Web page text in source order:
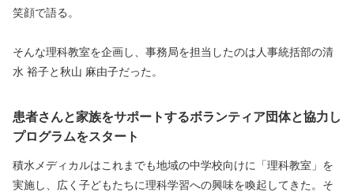
笑顔で語る。
そんな理科教室を企画し、事務局を担当したのは人事統括部の清
水 裕子と秋山 麻由子だった。
患者さんと家族をサポートするボランティア団体と協力し
プログラムをスタート
積水メディカルはこれまでも地域の中学校向けに「理科教室」を
実施し、広く子どもたちに理科学習への興味を喚起してきた。そ